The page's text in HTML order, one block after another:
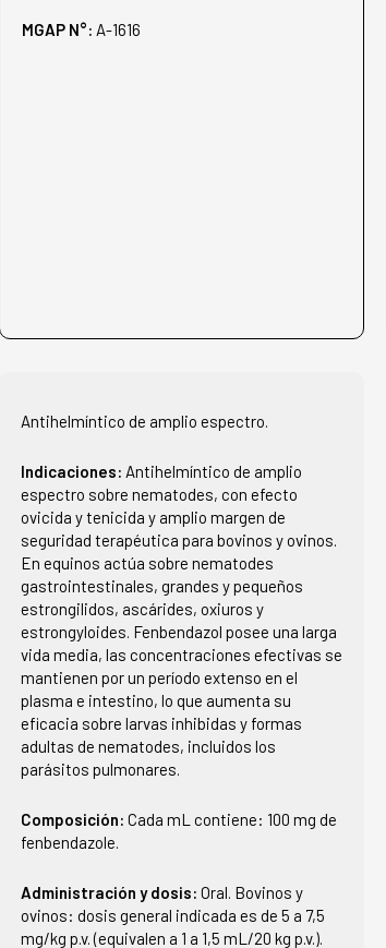
MGAP N°: A-1616
Antihelmíntico de amplio espectro.
Indicaciones: Antihelmíntico de amplio
espectro sobre nematodes, con efecto
ovicida y tenicida y amplio margen de
seguridad terapéutica para bovinos y ovinos.
En equinos actúa sobre nematodes
gastrointestinales, grandes y pequeños
estrongilidos, ascárides, oxiuros y
estrongyloides. Fenbendazol posee una larga
vida media, las concentraciones efectivas se
mantienen por un período extenso en el
plasma e intestino, lo que aumenta su
eficacia sobre larvas inhibidas y formas
adultas de nematodes, incluidos los
parásitos pulmonares.
Composición: Cada mL contiene: 100 mg de
fenbendazole.
Administración y dosis: Oral. Bovinos y
ovinos: dosis general indicada es de 5 a 7,5
mg/kg p.v. (equivalen a 1 a 1,5 mL/20 kg p.v.).